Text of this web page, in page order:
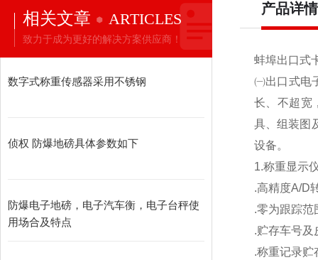
相关文章 ARTICLES
致力于成为更好的解决方案供应商！
数字式称重传感器采用不锈钢
侦权 防爆地磅具体参数如下
防爆电子地磅，电子汽车衡，电子台秤使
用场合及特点
产品详情
蚌埠出口式
㈠出口式电
长、不超宽
具、组装图
设备。
1.称重显示
.高精度A/D
.零为跟踪范
.贮存车号及
.称重记录贮